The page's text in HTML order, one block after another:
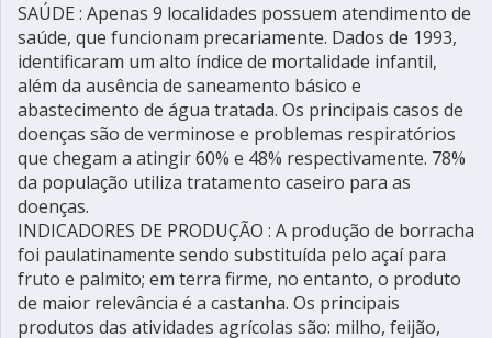
SAÚDE : Apenas 9 localidades possuem atendimento de
saúde, que funcionam precariamente. Dados de 1993,
identificaram um alto índice de mortalidade infantil,
além da ausência de saneamento básico e
abastecimento de água tratada. Os principais casos de
doenças são de verminose e problemas respiratórios
que chegam a atingir 60% e 48% respectivamente. 78%
da população utiliza tratamento caseiro para as
doenças.
INDICADORES DE PRODUÇÃO : A produção de borracha
foi paulatinamente sendo substituída pelo açaí para
fruto e palmito; em terra firme, no entanto, o produto
de maior relevância é a castanha. Os principais
produtos das atividades agrícolas são: milho, feijão,